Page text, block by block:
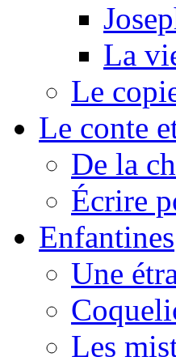
La
Le
Le conte
De la
Écrire
Enfantines
Une
Les